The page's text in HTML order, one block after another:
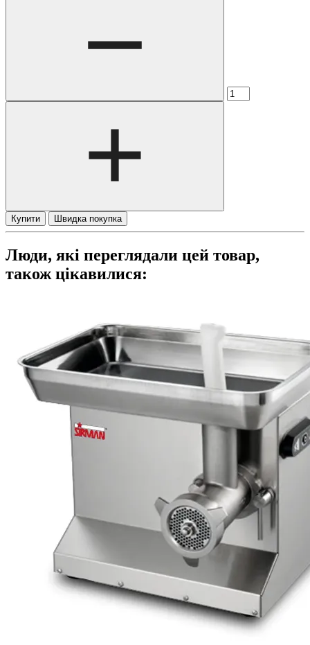
Купити Швидка покупка
Люди, які переглядали цей товар,
також цікавилися: